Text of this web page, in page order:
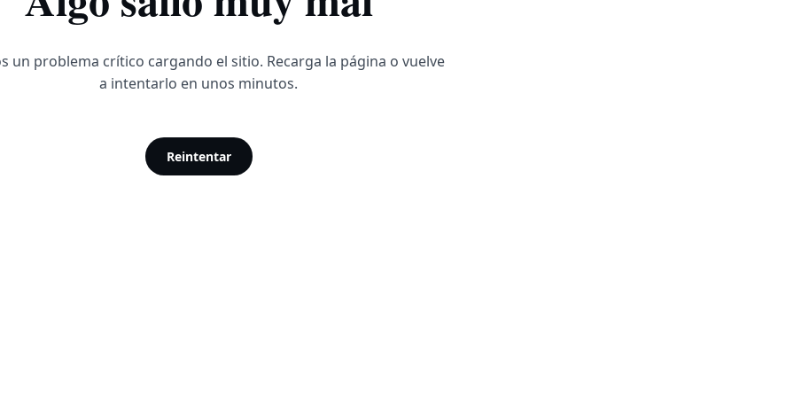
un problema crítico cargando el sitio. Recarga la página o vuelve
a intentarlo en unos minutos.
Reintentar